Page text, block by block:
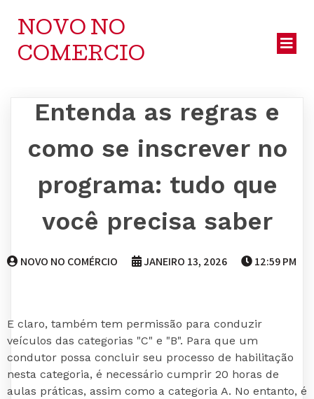
NOVO NO
COMERCIO
Entenda as regras e
como se inscrever no
programa: tudo que
você precisa saber
NOVO NO COMÉRCIO JANEIRO 13, 2026 12:59 PM
E claro, também tem permissão para conduzir
veículos das categorias "C" e "B". Para que um
condutor possa concluir seu processo de habilitação
nesta categoria, é necessário cumprir 20 horas de
aulas práticas, assim como a categoria A. No entanto, é